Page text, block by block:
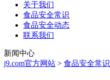
关于我们
食品安全常识
食品安全动态
联系我们
新闻中心
j9.com官方网站 > 食品安全常识